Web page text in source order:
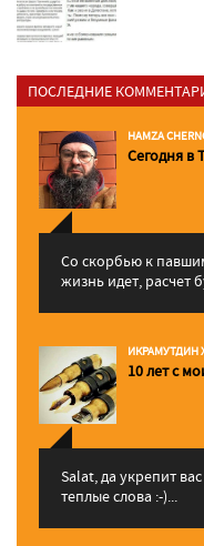
ПОСЛЕДНИЕ
HAMZA
Сегодня в
Со скорбью к
жизнь идет, расчет
ИКРАМУТДИН
10 лет с
Salat, да укрепит
теплые слова :-)...